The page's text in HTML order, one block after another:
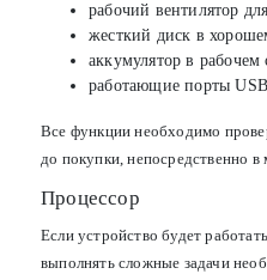
рабочий вентилятор
жесткий диск в
аккумулятор в рабочем
работающие порты
Все функции необходимо
до покупки, непосредственно в
Процессор
Если устройство будет
выполнять сложные задачи